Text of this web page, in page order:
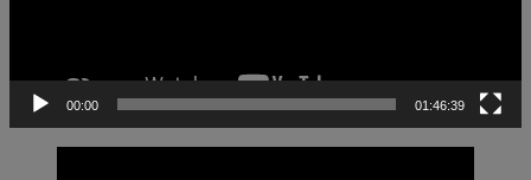
00:00 01:46:39